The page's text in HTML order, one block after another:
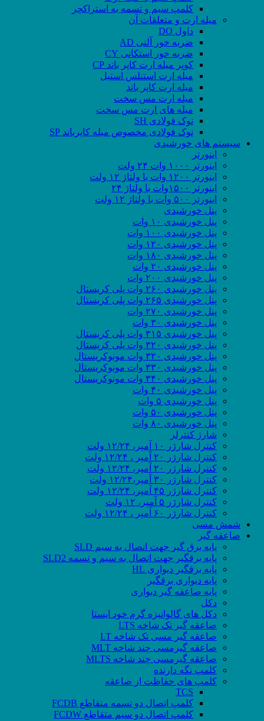
کلمپ سیم و تسمه به استراکچر
میله ارت و متعلقات آن
داول DO
ضربه خور آلنی AD
ضربه خور استکانی CY
کوپر میله ارت کاپر باند CP
میله ارت استنلس استیل
میله ارت کاپر باند
میله ارت مس سخت
میله های ارت مس سخت
نوک فولادی SH
نوک فولادی مخصوص میله کاپرباند SP
سیستم های خورشیدی
اینورتر
اینورتر ۱۰۰۰ وات ۲۴ ولت
اینورتر ۱۲۰۰ وات با ولتاژ ۱۲ ولت
اینورتر ۱۵۰۰وات با ولتاژ ۲۴
اینورتر ۵۰۰ وات با ولتاژ ۱۲ ولت
پنل خورشیدی
پنل خورشیدی ۱۰ وات
پنل خورشیدی ۱۰۰ وات
پنل خورشیدی ۱۲۰ وات
پنل خورشیدی ۱۸۰ وات
پنل خورشیدی ۲۰ وات
پنل خورشیدی ۲۰۰ وات
پنل خورشیدی ۲۶۰ وات پلی کریستال
پنل خورشیدی ۲۶۵ وات پلی کریستال
پنل خورشیدی ۲۷۰ وات
پنل خورشیدی ۳۰ وات
پنل خورشیدی ۳۱۵ وات پلی کریستال
پنل خورشیدی ۳۲۰ وات پلی کریستال
پنل خورشیدی ۳۲۰ وات مونوکریستال
پنل خورشیدی ۳۳۰ وات مونوکریستال
پنل خورشیدی ۳۴۰ وات مونوکریستال
پنل خورشیدی ۴۰ وات
پنل خورشیدی ۵ وات
پنل خورشیدی ۵۰ وات
پنل خورشیدی ۸۰ وات
شارژ کنترلر
کنترل شارژر ۱۰ آمپر، ۱۲/۲۴ ولت
کنترل شارژر ۲۰ آمپر ، ۱۲/۲۴ ولت
کنترل شارژر ۲۰ آمپر، ۱۲/۲۴ ولت
کنترل شارژر ۳۰ آمپر،۱۲/۲۴ ولت
کنترل شارژر ۴۵ آمپر، ۱۲/۲۴ ولت
کنترل شارژر ۵ آمپر، ۱۲ ولت
کنترل شارژر ۶۰ آمپر ، ۱۲/۲۴ ولت
شمش مسی
صاعقه گیر
پایه برق گیر جهت اتصال به سیم SLD
پایه برقگیر جهت اتصال به سیم و تسمه SLD2
پایه برقگیر دیواری HL
پایه دیواری برقگیر
پایه صاعقه گیر دیواری
دکل
دکل های گالوانیزه گرم خود ایستا
صاعقه گیر تک شاخه LTS
صاعقه گیر مسی تک شاخه LT
صاعقه گیرمسی چند شاخه MLT
صاعقه گیرمسی چند شاخه MLTS
کلمپ نگه دارنده
کلمپ های حفاظت از صاعقه
TCS
کلمپ اتصال دو تسمه متقاطع FCDB
کلمپ اتصال دو سیم متقاطع FCDW